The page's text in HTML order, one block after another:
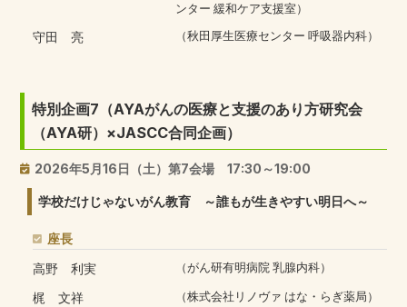
ンター 緩和ケア支援室）
守田 亮 （秋田厚生医療センター 呼吸器内科）
特別企画7（AYAがんの医療と支援のあり方研究会
（AYA研）×JASCC合同企画）
2026年5月16日（土）第7会場 17:30～19:00
学校だけじゃないがん教育 ～誰もが生きやすい明日へ～
座長
高野 利実
（がん研有明病院 乳腺内科）
梶 文祥 （株式会社リノヴァ はな・らぎ薬局）